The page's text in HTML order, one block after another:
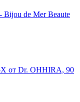
de Mer Beaute
от Dr. OHHIRA, 90